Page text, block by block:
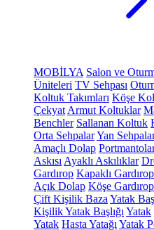
MOBİLYA Salon ve
Üniteleri TV Sehpası
Koltuk Takımları Köşe
Çekyat Armut Koltuklar
Benchler Sallanan Koltuk
Orta SehpalarYan
Amaçlı Dolap
Askısı Ayaklı Askılıklar
Gardırop Kapaklı Gardırop
Açık Dolap Köşe Gardırop
Çift Kişilik Baza Yatak
Kişilik Yatak Başlığı Yatak
Yatak Hasta Yatağı Yatak